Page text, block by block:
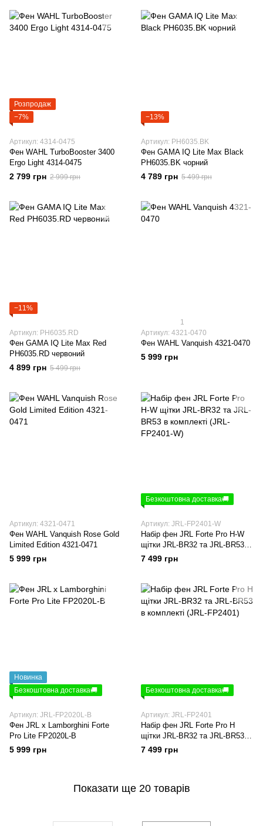
Розпродаж
−7%
Артикул: 4314-0475
Фен WAHL TurboBooster 3400
Ergo Light 4314-0475
2 799 грн 2 999 грн
−13%
Артикул: PH6035.BK
Фен GAMA IQ Lite Max Black
PH6035.BK чорний
4 789 грн 5 499 грн
−11%
Артикул: PH6035.RD
Фен GAMA IQ Lite Max Red
PH6035.RD червоний
4 899 грн 5 499 грн
1
Артикул: 4321-0470
Фен WAHL Vanquish 4321-0470
5 999 грн
Артикул: 4321-0471
Фен WAHL Vanquish Rose Gold
Limited Edition 4321-0471
5 999 грн
Безкоштовна доставка🚚
Артикул: JRL-FP2401-W
Набір фен JRL Forte Pro H-W
щітки JRL-BR32 та JRL-BR53 в
комплекті (JRL-FP2401-W)
7 499 грн
Новинка
Безкоштовна доставка🚚
Артикул: JRL-FP2020L-B
Фен JRL x Lamborghini Forte
Pro Lite FP2020L-B
5 999 грн
Безкоштовна доставка🚚
Артикул: JRL-FP2401
Набір фен JRL Forte Pro H
щітки JRL-BR32 та JRL-BR53 в
комплекті (JRL-FP2401)
7 499 грн
Показати ще 20 товарів